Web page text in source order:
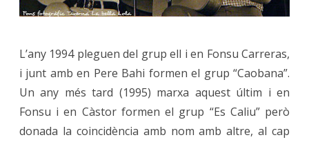
L’any 1994 pleguen del grup ell i en Fonsu Carreras,
i junt amb en Pere Bahi formen el grup “Caobana”.
Un any més tard (1995) marxa aquest últim i en
Fonsu i en Càstor formen el grup “Es Caliu” però
donada la coincidència amb nom amb altre, al cap